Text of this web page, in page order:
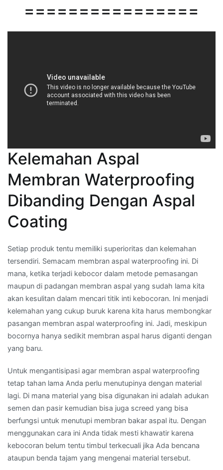
================
Kelemahan Aspal
Membran Waterproofing
Dibanding Dengan Aspal
Coating
Setiap produk tentu memiliki superioritas dan kelemahan
tersendiri. Semacam membran aspal waterproofing ini. Di
mana, ketika terjadi kebocor dalam metode pemasangan
maupun di padangan membran aspal yang sudah lama kita
akan kesulitan dalam mencari titik inti kebocoran. Ini menjadi
kelemahan yang cukup buruk karena kita harus membongkar
pasangan membran aspal waterproofing ini. Jadi, meskipun
bocornya hanya sedikit membran aspal harus diganti dengan
yang baru.
Untuk mengantisipasi agar membran aspal waterproofing
tetap tahan lama Anda perlu menutupinya dengan material
lagi. Di mana material yang bisa digunakan ini adalah adukan
semen dan pasir kemudian bisa juga screed yang bisa
berfungsi untuk menutupi membran bakar aspal itu. Dengan
menggunakan cara ini Anda tidak mesti khawatir karena
kebocoran belum tentu timbul terkecuali jika Ada bencana
ataupun benda tajam yang mengenai material tersebut.